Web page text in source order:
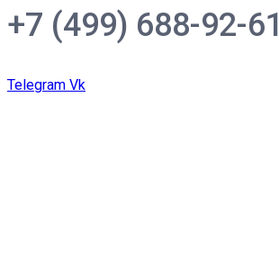
+7 (499) 688-92-61
Telegram Vk